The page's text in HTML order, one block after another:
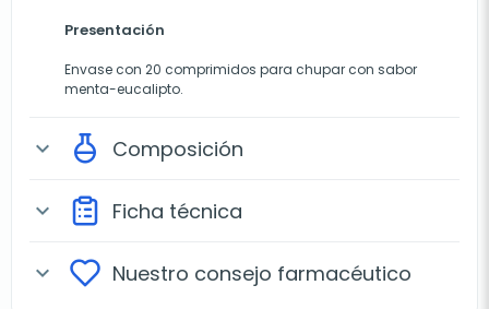
Presentación
Envase con 20 comprimidos para chupar con sabor
menta-eucalipto.
expand_more Composición
expand_more Ficha técnica
expand_more Nuestro consejo farmacéutico